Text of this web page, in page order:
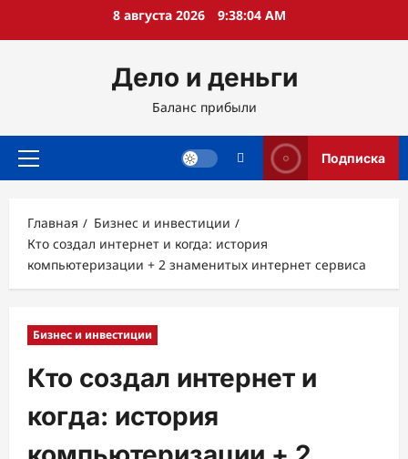
8 августа 2026 9:38:05 AM
Дело и деньги
Баланс прибыли
Основное
Подписка
Главная
Бизнес и инвестиции
Кто создал интернет и когда: история
компьютеризации + 2 знаменитых интернет сервиса
Бизнес и инвестиции
Кто создал интернет и
когда: история